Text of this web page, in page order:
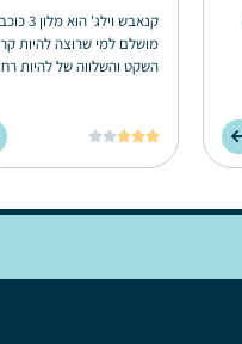
קנאבש
מושלם למי שרוצה להיות
השקט והשלווה של להיות




